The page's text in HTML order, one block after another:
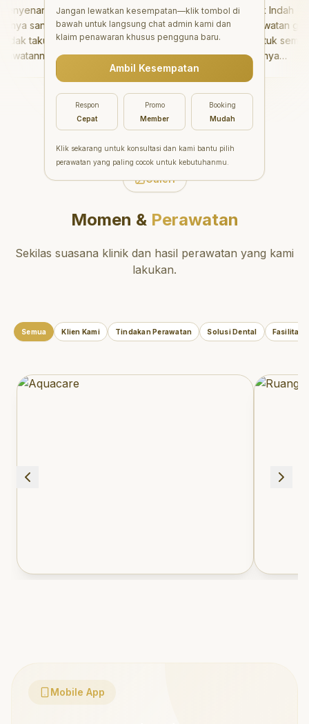
sangat baik
takut sama
tidak
setelahnya.
ke dokter
"Aesthetic Pondok Indah
menawarkan perawatan gigi
yang luar biasa untuk semua
orang. Dokter giginya
profesional, ramah, dan
meluangkan waktu untuk
mengedukasi pasien tentang
kesehatan gigi dan mulut
yang baik. Klinik ini terletak di
daerah yang strategis,
sehingga nyaman untuk
direkomendasikan untuk
dan berkualitas!"
Galeri
Momen &Perawatan
Sekilas suasana klinik dan hasil perawatan yang kami
lakukan.
Semua Klien Kami Tindakan Perawatan Solusi Dental Fasilitas
Mobile App
Jangan lewatkan kesempatan—klik tombol di
bawah untuk langsung chat admin kami dan
klaim penawaran khusus pengguna baru.
Ambil Kesempatan
Respon
Cepat
Promo
Member
Booking
Mudah
Klik sekarang untuk konsultasi dan kami bantu pilih
perawatan yang paling cocok untuk kebutuhanmu.